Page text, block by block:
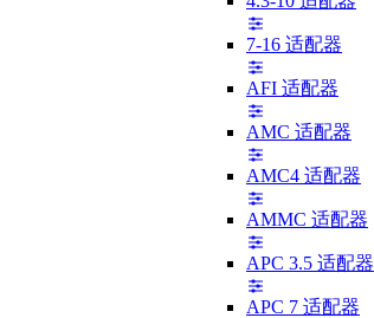
7-16 适配器
AFI 适配器
AMC 适配器
AMC4 适配器
AMMC 适配器
APC 3.5 适配器
APC 7 适配器